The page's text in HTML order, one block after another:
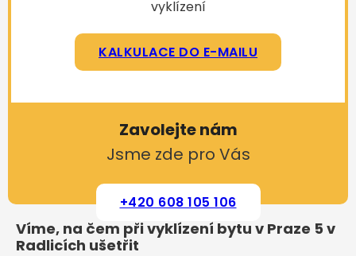
vyklízení
KALKULACE DO E-MAILU
Zavolejte nám
Jsme zde pro Vás
+420 608 105 106
Víme, na čem při vyklízení bytu v Praze 5 v
Radlicích ušetřit